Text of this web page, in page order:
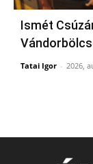
Ismét
Tatai Igor - 2026,